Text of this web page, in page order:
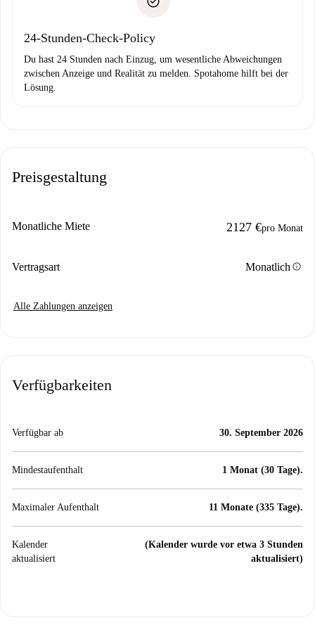
24-Stunden-Check-Policy
Du hast 24 Stunden nach Einzug, um wesentliche Abweichungen
zwischen Anzeige und Realität zu melden. Spotahome hilft bei der
Lösung.
Preisgestaltung
Monatliche Miete 2127 €pro Monat
Vertragsart Monatlichinfo
Alle Zahlungen anzeigen
Verfügbarkeiten
Verfügbar ab 30. September 2026
Mindestaufenthalt 1 Monat (30 Tage).
Maximaler Aufenthalt 11 Monate (335 Tage).
Kalender
aktualisiert
(Kalender wurde vor etwa 3 Stunden
aktualisiert)